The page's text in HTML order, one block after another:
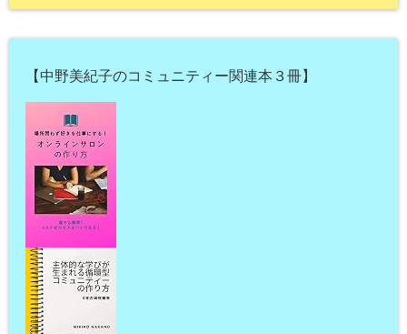
【中野美紀子のコミュニティー関連本３冊】